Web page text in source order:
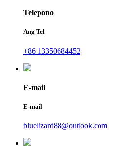
Telepono
Ang Tel
+86 13350684452
E-mail
E-mail
bluelizard88@outlook.com